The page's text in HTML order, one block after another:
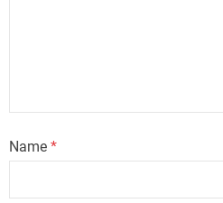
Name *